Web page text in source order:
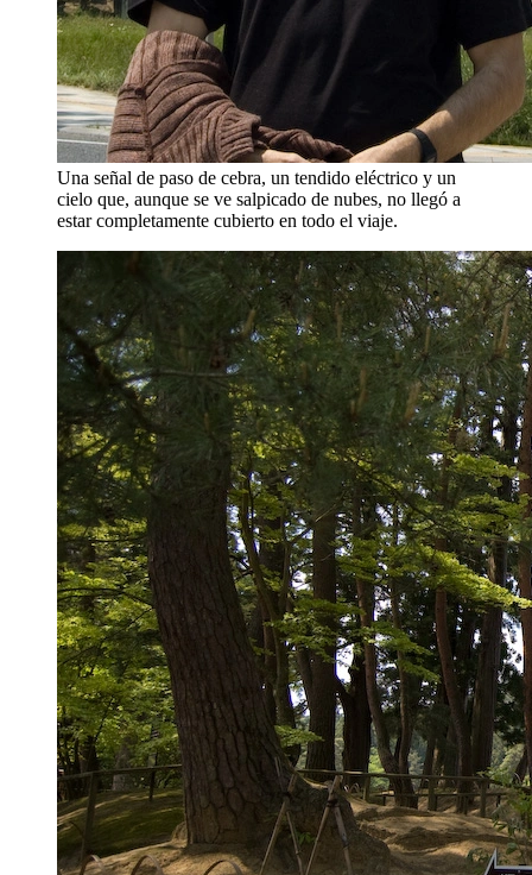
Una señal de paso de cebra, un tendido eléctrico y un
cielo que, aunque se ve salpicado de nubes, no llegó a
estar completamente cubierto en todo el viaje.